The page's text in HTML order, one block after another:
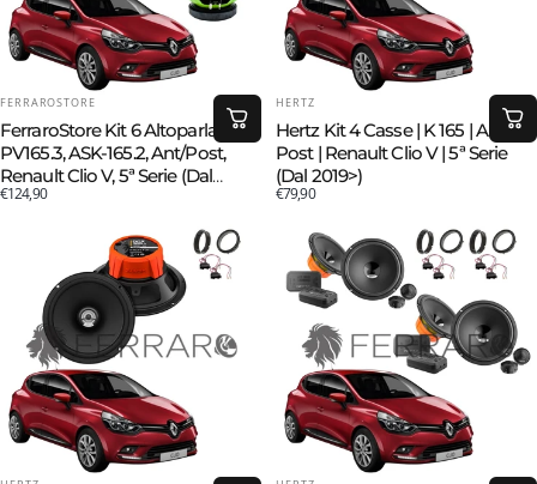
FORNITORE:
FERRAROSTORE
FerraroStore Kit 6 Altoparlanti,
PV165.3, ASK-165.2, Ant/Post,
Renault Clio V, 5ª Serie (Dal
2019>)
€124,90
FORNITORE:
HERTZ
Hertz Kit 4 Casse | K 165 | Ant o
Post | Renault Clio V | 5ª Serie
(Dal 2019>)
€79,90